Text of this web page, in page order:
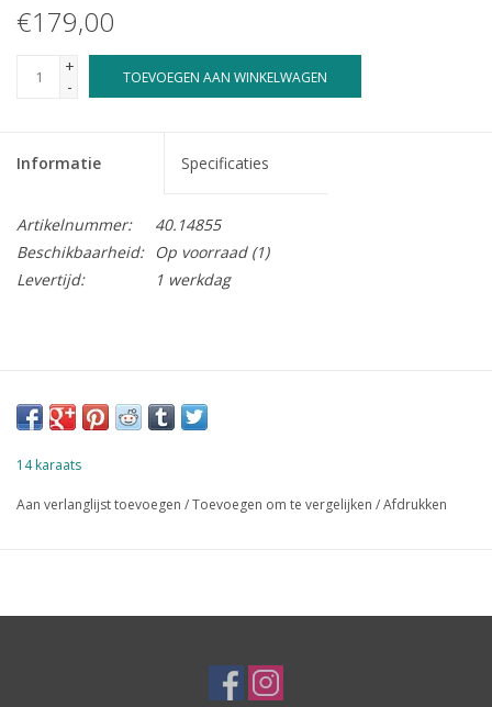
€179,00
+
-
TOEVOEGEN AAN WINKELWAGEN
Informatie Specificaties
Artikelnummer:
40.14855
Beschikbaarheid:
Op voorraad(1)
Levertijd:
1 werkdag
14 karaats
Aan verlanglijst toevoegen /Toevoegen om te vergelijken /Afdrukken